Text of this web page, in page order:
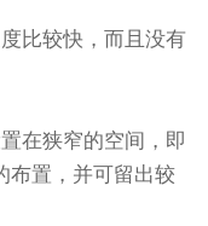
比较快，而且没有
在狭窄的空间，即
布置，并可留出较